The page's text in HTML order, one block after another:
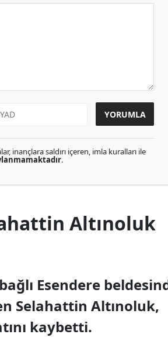
inançlara saldırı içeren, imla kuralları ile
.
Altınoluk
Esendere
Selahattin Altınoluk,
kaybetti.